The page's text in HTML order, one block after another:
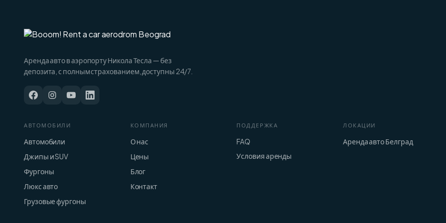
Аренда авто в аэропорту Никола Тесла — без
депозита, с полным страхованием, доступны 24/7.
АВТОМОБИЛИ
Автомобили
Джипы и SUV
Фургоны
Люкс авто
Грузовые фургоны
КОМПАНИЯ
О нас
Цены
Блог
Контакт
ПОДДЕРЖКА
FAQ
Условия аренды
ЛОКАЦИИ
Аренда авто Белград